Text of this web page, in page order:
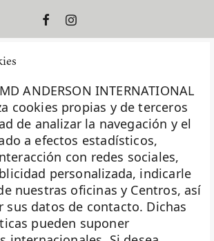
ANDERSON INTERNATIONAL
cookies propias y de terceros
de analizar la navegación y el
a efectos estadísticos,
con redes sociales,
personalizada, indicarle
nuestras oficinas y Centros, así
sus datos de contacto. Dichas
pueden suponer
Anderson España - Hospiten es
Asociación Española de Fundaciones
Investigación
Biobanco
Docencia